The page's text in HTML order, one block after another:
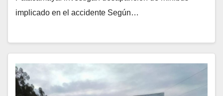
implicado en el accidente Según…